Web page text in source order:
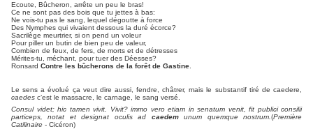
Ecoute, Bûcheron, arrête un peu le bras!
Ce ne sont pas des bois que tu jettes à bas:
Ne vois-tu pas le sang, lequel dégoutte à force
Des Nymphes qui vivaient dessous la duré écorce?
Sacrilège meurtrier, si on pend un voleur
Pour piller un butin de bien peu de valeur,
Combien de feux, de fers, de morts et de détresses
Mérites-tu, méchant, pour tuer des Déesses?
Ronsard Contre les bûcherons de la forêt de Gastine
Le sens a évolué ça veut dire aussi, fendre, châtrer, mais le substantif tiré de caedere,
caedes c’est le massacre, le carnage, le sang versé.
Consul videt; hic tamen vivit. Vivit? immo vero etiam in senatum venit, fit publici consilii
particeps, notat et designat oculis ad
caedem unum quemque nostrum.(Première
Catilinaire - Cicéron)